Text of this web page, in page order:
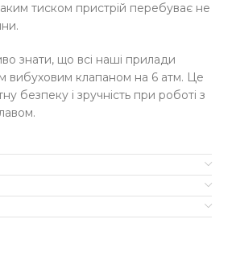
тиском пристрій перебуває не
знати, що всі наші прилади
вибуховим клапаном на 6 атм. Це
безпеку і зручність при роботі з